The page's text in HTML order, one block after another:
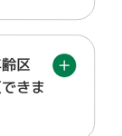
区
きま